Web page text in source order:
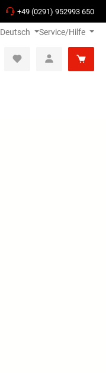
+49 (0291) 952993 650
Deutsch Service/Hilfe